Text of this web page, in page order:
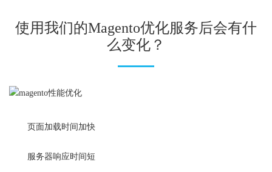
使用我们的Magento优化服务后会有什
么变化？
页面加载时间加快
服务器响应时间短